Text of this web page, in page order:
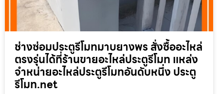
ช่างซ่อมประตูรีโมทมาบยางพร สั่งซื้ออะไหล่
ตรงรุ่นได้ที่ร้านขายอะไหล่ประตูรีโมท แหล่ง
จำหน่ายอะไหล่ประตูรีโมทอันดับหนึ่ง ประตู
รีโมท.net